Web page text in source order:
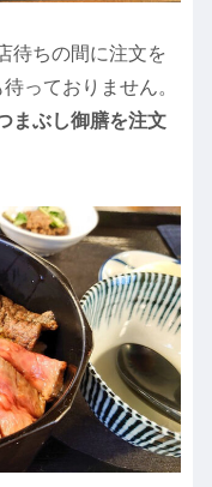
待ちの間に注文を
っておりません。
まぶし御膳を注文